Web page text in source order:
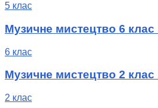
5 клас
Музичне мистецтво 6 клас
6 клас
Музичне мистецтво 2 клас
2 клас